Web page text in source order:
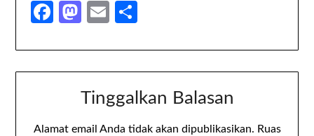
Facebook
Mastodon
Email
Tinggalkan Balasan
Alamat email Anda tidak akan dipublikasikan. Ruas